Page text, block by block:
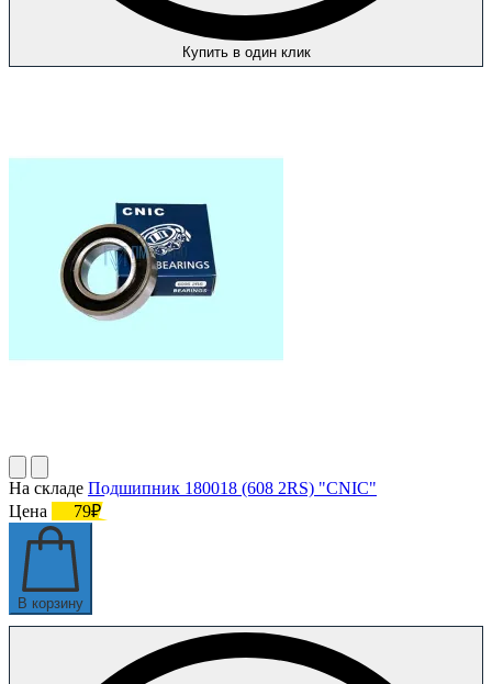
Купить в один клик
На складе Подшипник 180018 (608 2RS) "CNIC"
Цена
79₽
В корзину